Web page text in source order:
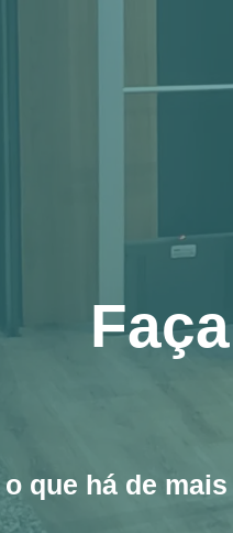
que há de